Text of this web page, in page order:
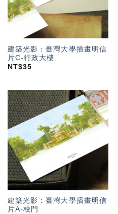
建築光影：臺灣大學插畫明信
片C-行政大樓
NT$35
加入
「願
望輕
建築光影：臺灣大學插畫明信
片A-校門